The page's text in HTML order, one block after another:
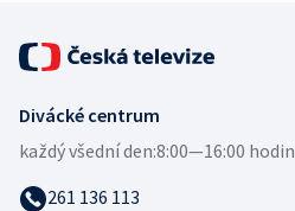
Divácké centrum
každý všední den:8:00—16:00 hodin
261 136 113